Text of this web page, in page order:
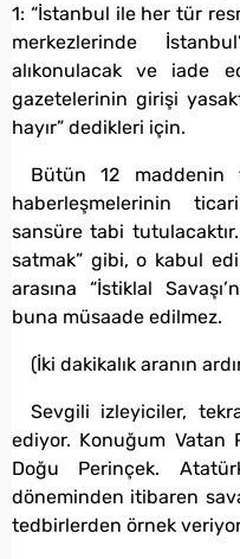
1: “İstanbul ile her tür
merkezlerinde
alıkonulacak ve iade
gazetelerinin girişi
hayır” dedikleri için.
Bütün 12 maddenin
haberleşmelerinin
sansüre tabi
satmak” gibi, o kabul
arasına “İstiklal
buna müsaade edilmez.
(İki dakikalık aranın
Sevgili izleyiciler,
ediyor. Konuğum Vatan
Doğu Perinçek.
döneminden itibaren
tedbirlerden örnek